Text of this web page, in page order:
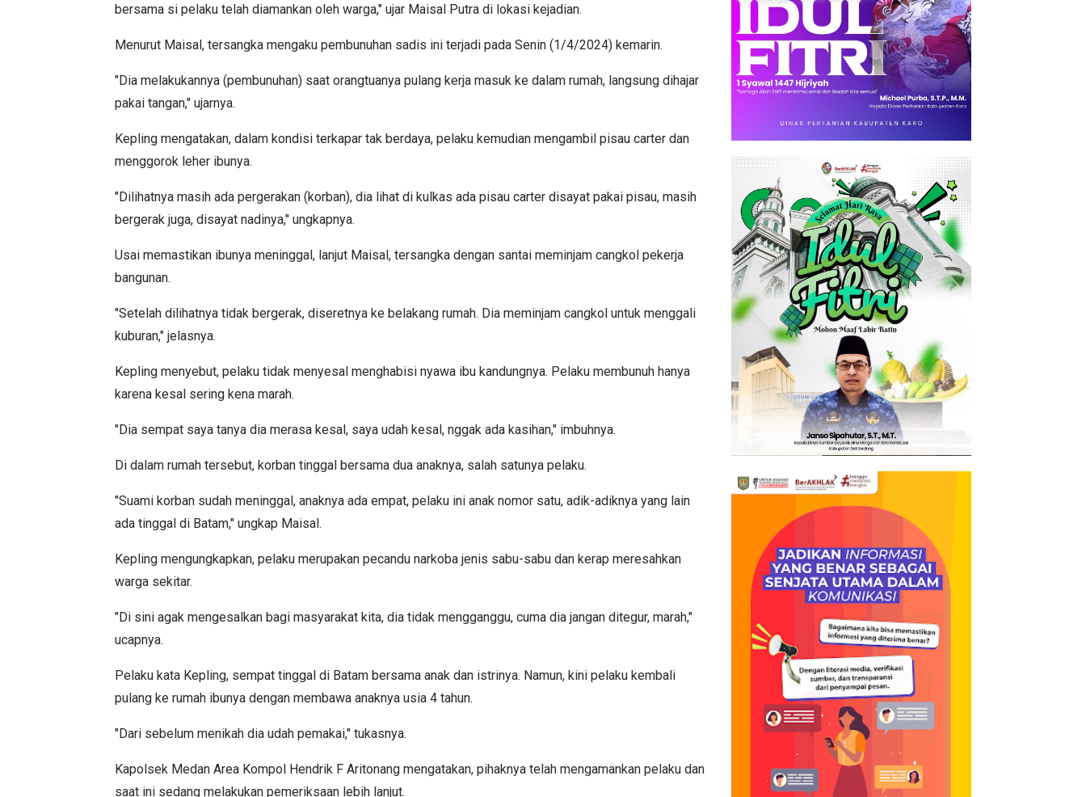
bersama si pelaku telah diamankan oleh warga," ujar Maisal Putra di lokasi kejadian.
Menurut Maisal, tersangka mengaku pembunuhan sadis ini terjadi pada Senin (1/4/2024) kemarin.
"Dia melakukannya (pembunuhan) saat orangtuanya pulang kerja masuk ke dalam rumah, langsung dihajar
pakai tangan," ujarnya.
Kepling mengatakan, dalam kondisi terkapar tak berdaya, pelaku kemudian mengambil pisau carter dan
menggorok leher ibunya.
"Dilihatnya masih ada pergerakan (korban), dia lihat di kulkas ada pisau carter disayat pakai pisau, masih
bergerak juga, disayat nadinya," ungkapnya.
Usai memastikan ibunya meninggal, lanjut Maisal, tersangka dengan santai meminjam cangkol pekerja
bangunan.
"Setelah dilihatnya tidak bergerak, diseretnya ke belakang rumah. Dia meminjam cangkol untuk menggali
kuburan," jelasnya.
Kepling menyebut, pelaku tidak menyesal menghabisi nyawa ibu kandungnya. Pelaku membunuh hanya
karena kesal sering kena marah.
"Dia sempat saya tanya dia merasa kesal, saya udah kesal, nggak ada kasihan," imbuhnya.
Di dalam rumah tersebut, korban tinggal bersama dua anaknya, salah satunya pelaku.
"Suami korban sudah meninggal, anaknya ada empat, pelaku ini anak nomor satu, adik-adiknya yang lain
ada tinggal di Batam," ungkap Maisal.
Kepling mengungkapkan, pelaku merupakan pecandu narkoba jenis sabu-sabu dan kerap meresahkan
warga sekitar.
"Di sini agak mengesalkan bagi masyarakat kita, dia tidak mengganggu, cuma dia jangan ditegur, marah,"
ucapnya.
Pelaku kata Kepling, sempat tinggal di Batam bersama anak dan istrinya. Namun, kini pelaku kembali
pulang ke rumah ibunya dengan membawa anaknya usia 4 tahun.
"Dari sebelum menikah dia udah pemakai," tukasnya.
Kapolsek Medan Area Kompol Hendrik F Aritonang mengatakan, pihaknya telah mengamankan pelaku dan
saat ini sedang melakukan pemeriksaan lebih lanjut.